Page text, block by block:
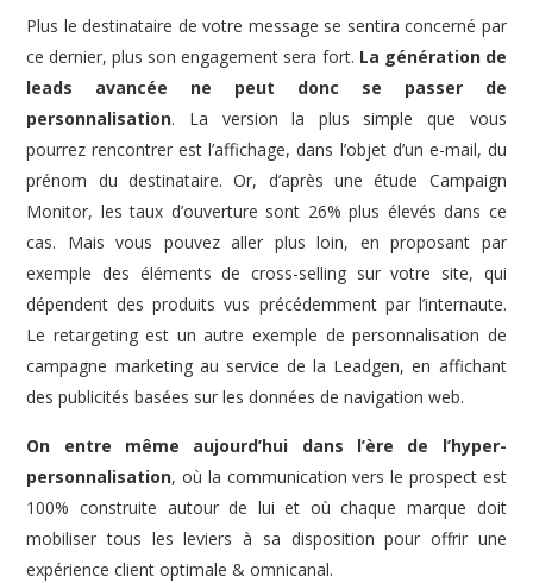
Plus le destinataire de votre message se sentira concerné par
ce dernier, plus son engagement sera fort. La génération de
leads avancée ne peut donc se passer de
personnalisation. La version la plus simple que vous
pourrez rencontrer est l’affichage, dans l’objet d’un e-mail, du
prénom du destinataire. Or, d’après une étude Campaign
Monitor, les taux d’ouverture sont 26% plus élevés dans ce
cas. Mais vous pouvez aller plus loin, en proposant par
exemple des éléments de cross-selling sur votre site, qui
dépendent des produits vus précédemment par l’internaute.
Le retargeting est un autre exemple de personnalisation de
campagne marketing au service de la Leadgen, en affichant
des publicités basées sur les données de navigation web.
On entre même aujourd’hui dans l’ère de l’hyper-
personnalisation, où la communication vers le prospect est
100% construite autour de lui et où chaque marque doit
mobiliser tous les leviers à sa disposition pour offrir une
expérience client optimale & omnicanal.